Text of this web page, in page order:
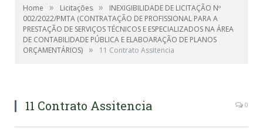
Home » Licitações »
INEXIGIBILIDADE DE LICITAÇÃO Nº
002/2022/PMTA (CONTRATAÇÃO DE PROFISSIONAL PARA A
PRESTAÇÃO DE SERVIÇOS TÉCNICOS E ESPECIALIZADOS NA ÁREA
DE CONTABILIDADE PÚBLICA E ELABOARAÇÃO DE PLANOS
ORÇAMENTÁRIOS) » 11 Contrato Assitencia
11 Contrato Assitencia 0